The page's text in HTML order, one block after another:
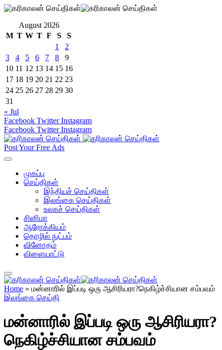
August 2026
M T W T F S
S
1
2
3
4 5 6 7 8
9
10 11 12 13 14 15 16
17 18 19 20 21 22 23
24 25 26 27 28 29 30
31
« Jul
Facebook Twitter Instagram
Facebook Twitter Instagram
Post Your Free Ads
முகப்பு
செய்திகள்
இந்தியச் செய்திகள்
இலங்கை செய்திகள்
உலகச் செய்திகள்
சினிமா
ஆரோக்கியம்
தொழில் நுட்பம்
வினோதம்
விளையாட்டு
Home » மன்னாரில் இப்படி ஒரு ஆசிரியரா?நெகிழ்ச்சியான சம்பவம்
இலங்கை செய்தி
மன்னாரில் இப்படி ஒரு ஆசிரியரா?
நெகிழ்ச்சியான சம்பவம்